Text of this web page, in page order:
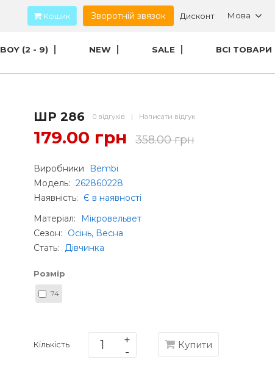
Кошик Зворотній звязок Дисконт Мова
BOY (2 - 9) NEW SALE ВСІ ТОВАРИ
ШР 286 0 відгуків | Написати відгук
179.00 грн 358.00 грн
Виробники
Bembi
Модель: 262860228
Наявність:
Є в наявності
Матеріал:
Мікровельвет
Сезон:
Осінь, Весна
Стать: Дівчинка
Розмір
74
Кількість Купити